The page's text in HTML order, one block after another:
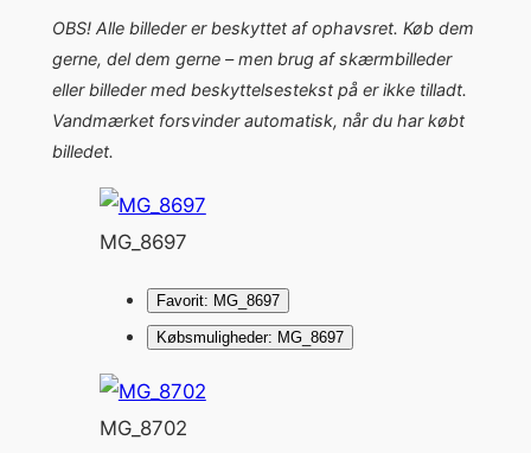
OBS! Alle billeder er beskyttet af ophavsret. Køb dem
gerne, del dem gerne – men brug af skærmbilleder
eller billeder med beskyttelsestekst på er ikke tilladt.
Vandmærket forsvinder automatisk, når du har købt
billedet.
MG_8697
Favorit: MG_8697
Købsmuligheder: MG_8697
MG_8702